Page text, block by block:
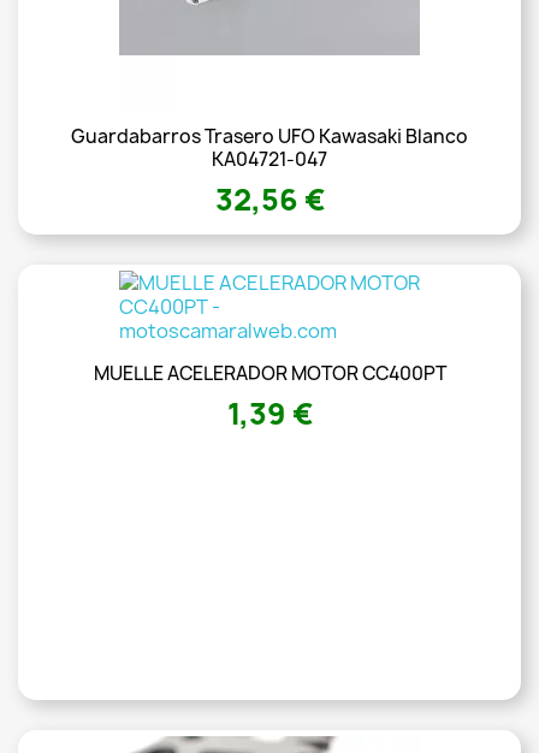
Guardabarros Trasero UFO Kawasaki Blanco
KA04721-047
32,56 €
MUELLE ACELERADOR MOTOR CC400PT
1,39 €